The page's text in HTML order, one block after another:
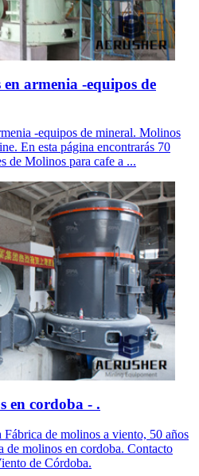
armenia -equipos de
-equipos de mineral. Molinos
En esta página encontrarás 70
de Molinos para cafe a ...
en cordoba - .
de molinos a viento, 50 años
de molinos en cordoba. Contacto
de Córdoba.